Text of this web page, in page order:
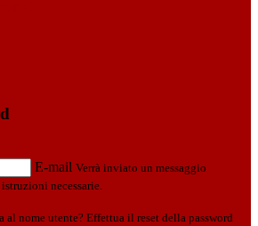
E-mail Verrà inviato un messaggio
necessarie.
al nome utente? Effettua il reset della password